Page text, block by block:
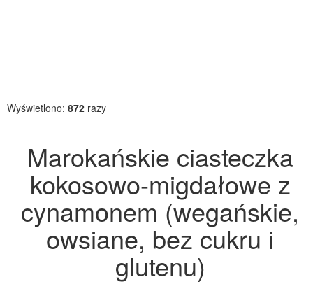
Wyświetlono: 872 razy
Marokańskie ciasteczka
kokosowo-migdałowe z
cynamonem (wegańskie,
owsiane, bez cukru i
glutenu)